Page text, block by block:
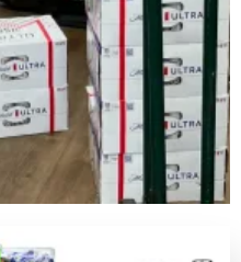
オトランプ
く、テクニックとストラ
人気を示すカードのゲー
技で、現在のネットカジ